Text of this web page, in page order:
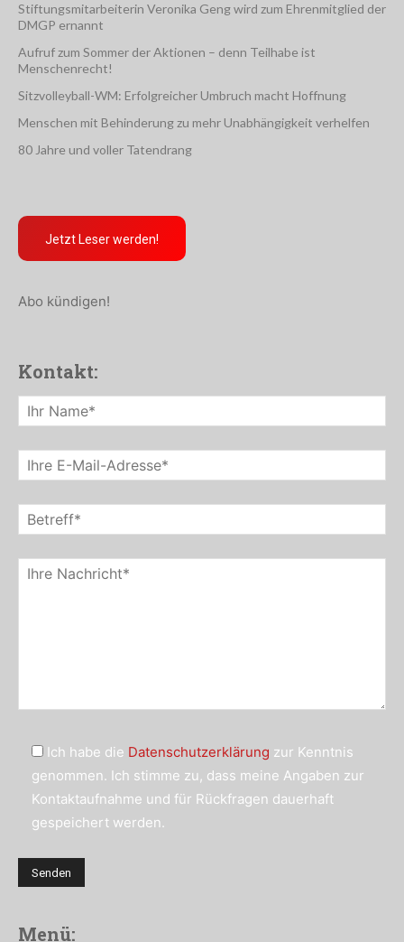
Stiftungsmitarbeiterin Veronika Geng wird zum Ehrenmitglied der
DMGP ernannt
Aufruf zum Sommer der Aktionen – denn Teilhabe ist
Menschenrecht!
Sitzvolleyball-WM: Erfolgreicher Umbruch macht Hoffnung
Menschen mit Behinderung zu mehr Unabhängigkeit verhelfen
80 Jahre und voller Tatendrang
Jetzt Leser werden!
Abo kündigen!
Kontakt:
Ich habe die Datenschutzerklärung zur Kenntnis
genommen. Ich stimme zu, dass meine Angaben zur
Kontaktaufnahme und für Rückfragen dauerhaft
gespeichert werden.
Menü: